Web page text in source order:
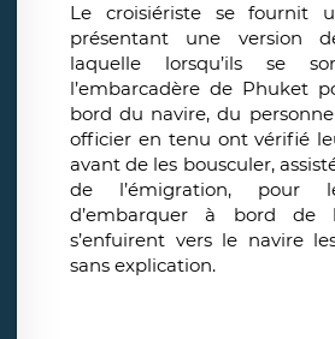
Le croisiériste se fournit
présentant une version
laquelle lorsqu’ils se
l’embarcadère de Phuket
bord du navire, du
officier en tenu ont vérifié
avant de les bousculer,
de l’émigration, pour
d’embarquer à bord
s’enfuirent vers le navire
sans explication.